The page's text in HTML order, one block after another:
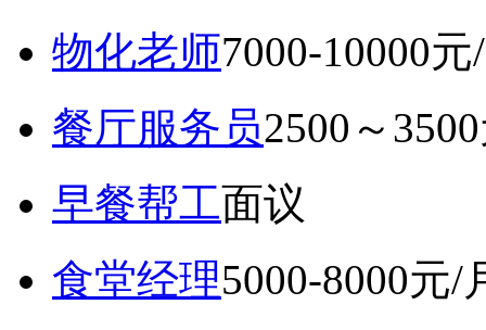
物化老师7000-10000元
餐厅服务员2500～
早餐帮工面议
食堂经理5000-8000元/